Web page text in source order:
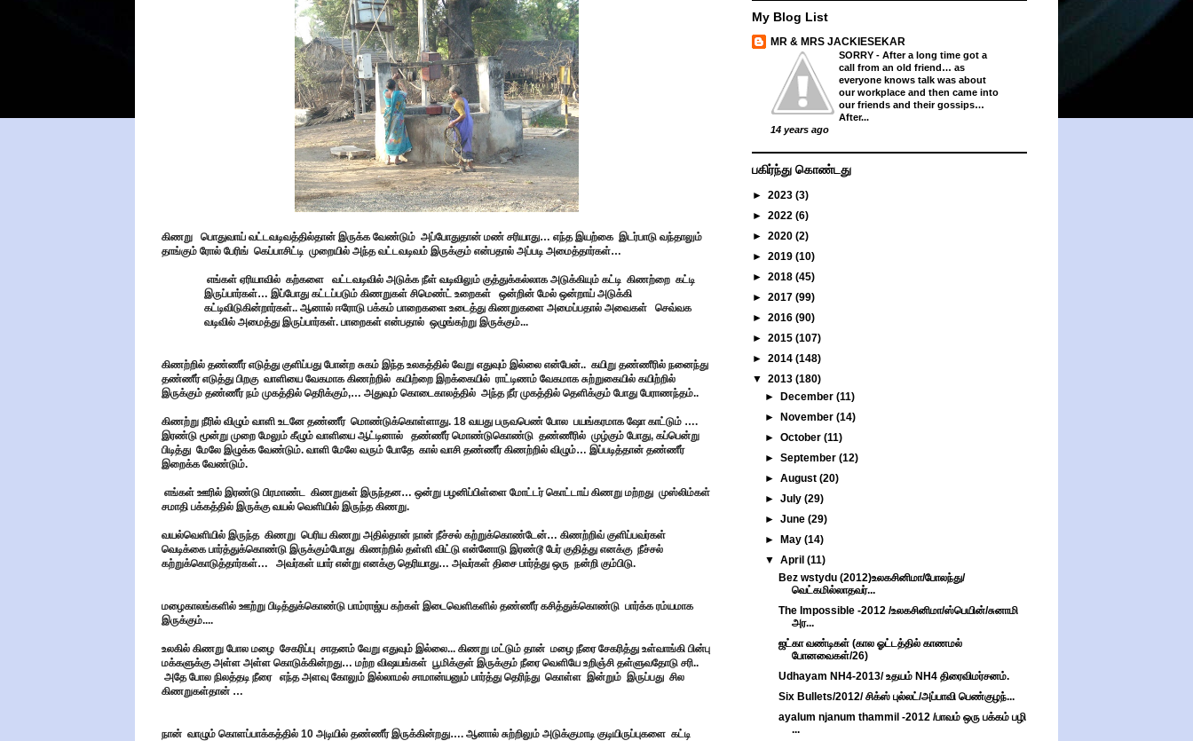
கிணறு பொதுவாய் வட்டவடிவத்தில்தான் இருக்க வேண்டும் அப்போதுதான் மண் சரியாது… எந்த இயற்கை இடர்பாடு வந்தாலும்
தாங்கும் ரோல் பேரிங் கெப்பாசிட்டி முறையில் அந்த வட்டவடிவம் இருக்கும் என்பதால் அப்படி அமைத்தார்கள்…
எங்கள் ஏரியாவில் கற்களை வட்டவடிவில் அடுக்க நீள் வடிவிலும் குத்துக்கல்லாக அடுக்கியும் கட்டி கிணற்றை கட்டி
இருப்பார்கள்… இப்போது கட்டப்படும் கிணறுகள் சிமெண்ட் உறைகள் ஒன்றின் மேல் ஒன்றாய் அடுக்கி
கட்டிவிடுகின்றார்கள்.. ஆனால் ஈரோடு பக்கம் பாறைகளை உடைத்து கிணறுகளை அமைப்பதால் அவைகள் செவ்வக
வடிவில் அமைத்து இருப்பார்கள். பாறைகள் என்பதால் ஒழுங்கற்று இருக்கும்...
கிணற்றில் தண்ணீர் எடுத்து குளிப்பது போன்ற சுகம் இந்த உலகத்தில் வேறு எதுவும் இல்லை என்பேன்.. கயிறு தண்ணீரில் நனைந்து
தண்ணீர் எடுத்து பிறகு வாளியை வேகமாக கிணற்றில் கயிற்றை இறக்கையில் ராட்டிணம் வேகமாக சுற்றுகையில் கயிற்றில்
இருக்கும் தண்ணீர் நம் முகத்தில் தெரிக்கும்,… அதுவும் கொடைகாலத்தில் அந்த நீர் முகத்தில் தெளிக்கும் போது பேராணந்தம்..
கிணற்று நீரில் விழும் வாளி உடனே தண்ணீர் மொண்டுக்கொள்ளாது. 18 வயது பருவபெண் போல பயங்கரமாக ஷோ காட்டும் ….
இரண்டு மூன்று முறை மேலும் கீழும் வாளியை ஆட்டினால் தண்ணீர் மொண்டுகொண்டு தண்ணீரில் முழ்கும் போது, கப்பென்று
பிடித்து மேலே இழுக்க வேண்டும். வாளி மேலே வரும் போதே கால் வாசி தண்ணீர் கிணற்றில் விழும்… இப்படித்தான் தண்ணீர்
இறைக்க வேண்டும்.
எங்கள் ஊரில் இரண்டு பிரமாண்ட கிணறுகள் இருந்தன… ஒன்று பழனிப்பிள்ளை மோட்டர் கொட்டாய் கிணறு மற்றது முஸ்லிம்கள்
சமாதி பக்கத்தில் இருக்கு வயல் வெளியில் இருந்த கிணறு.
வயல்வெளியில் இருந்த கிணறு பெரிய கிணறு அதில்தான் நான் நீச்சல் கற்றுக்கொண்டேன்… கிணற்றிவ் குளிப்பவர்கள்
வெடிக்கை பார்த்துக்கொண்டு இருக்கும்போது கிணற்றில் தள்ளி விட்டு என்னோடு இரண்டூ பேர் குதித்து எனக்கு நீச்சல்
கற்றுக்கொடுத்தார்கள்… அவர்கள் யார் என்று எனக்கு தெரியாது… அவர்கள் திசை பார்த்து ஒரு நன்றி கும்பிடு.
மழைகாலங்களில் ஊற்று பிடித்துக்கொண்டு பாம்ராஜ்ய கற்கள் இடைவெளிகளில் தண்ணீர் கசித்துக்கொண்டு பார்க்க ரம்யமாக
இருக்கும்....
உலகில் கிணறு போல மழை சேகரிப்பு சாதனம் வேறு எதுவும் இல்லை... கிணறு மட்டும் தான் மழை நீரை சேகரித்து உள்வாங்கி பின்பு
மக்களுக்கு அள்ள அள்ள கொடுக்கின்றது… மற்ற விஷயங்கள் பூமிக்குள் இருக்கும் நீரை வெளியே உறிஞ்சி தள்ளுவதோடு சரி..
அதே போல நிலத்தடி நீரை எந்த அளவு கோலும் இல்லாமல் சாமான்யனும் பார்த்து தெரிந்து கொள்ள இன்றும் இருப்பது சில
கிணறுகள்தான் …
நான் வாழும் கொளப்பாக்கத்தில் 10 அடியில் தண்ணீர் இருக்கின்றது…. ஆனால் சுற்றிலும் அடுக்குமாடி குடியிருப்புகளை கட்டி
My Blog List
MR & MRS JACKIESEKAR
SORRY - After a long time got a
call from an old friend… as
everyone knows talk was about
our workplace and then came into
our friends and their gossips…
After...
14 years ago
பகிர்ந்து கொண்டது
► 2023 (3)
► 2022 (6)
► 2020 (2)
► 2019 (10)
► 2018 (45)
► 2017 (99)
► 2016 (90)
► 2015 (107)
► 2014 (148)
▼ 2013 (180)
►
December(11)
►
November(14)
►October(11)
►September(12)
►August(20)
►July(29)
►June(29)
►
May(14)
▼April(11)
Bez wstydu (2012)உலகசினிமா/போலந்து/
வெட்கமில்லாதவர்...
The Impossible -2012 /உலகசினிமா/ஸ்பெயின்/சுனாமி
அர...
ஜட்கா வண்டிகள் (கால ஓட்டத்தில் காணமல்
போனவைகள்/26)
Udhayam NH4-2013/ உதயம் NH4 திரைவிமர்சனம்.
Six Bullets/2012/ சிக்ஸ் புல்லட்/அப்பாவி பெண்குழந்...
ayalum njanum thammil -2012 /பாவம் ஒரு பக்கம் பழி
...